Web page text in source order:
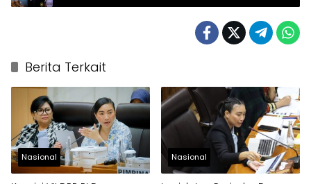
Berita Terkait
Nasional Nasional